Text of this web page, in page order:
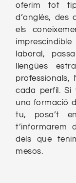
oferim tot
d’anglès, des
els
laboral,
llengües
professionals,
cada perfil. Si
una formació
tu, posa’t
t’informarem
dels que
mesos.